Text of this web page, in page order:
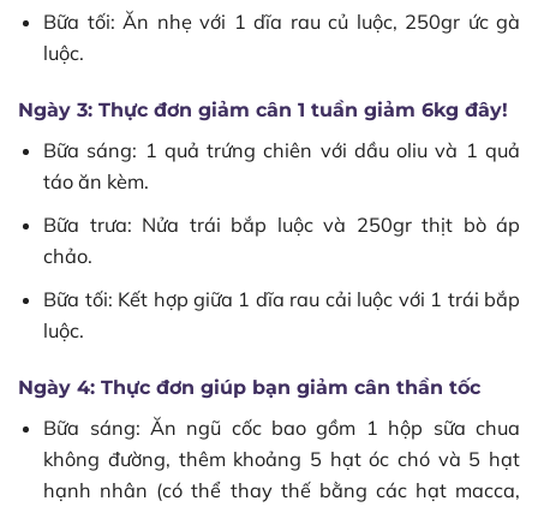
Bữa tối: Ăn nhẹ với 1 dĩa rau củ luộc, 250gr ức gà
luộc.
Ngày 3: Thực đơn giảm cân 1 tuần giảm 6kg đây!
Bữa sáng: 1 quả trứng chiên với dầu oliu và 1 quả
táo ăn kèm.
Bữa trưa: Nửa trái bắp luộc và 250gr thịt bò áp
chảo.
Bữa tối: Kết hợp giữa 1 dĩa rau cải luộc với 1 trái bắp
luộc.
Ngày 4: Thực đơn giúp bạn giảm cân thần tốc
Bữa sáng: Ăn ngũ cốc bao gồm 1 hộp sữa chua
không đường, thêm khoảng 5 hạt óc chó và 5 hạt
hạnh nhân (có thể thay thế bằng các hạt macca,